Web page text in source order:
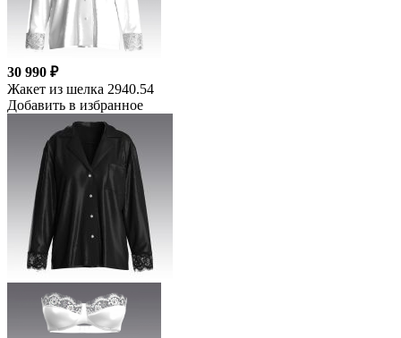
30 990 ₽
Жакет из шелка 2940.54
Добавить в избранное